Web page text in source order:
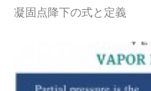
凝固点降下の式と定義